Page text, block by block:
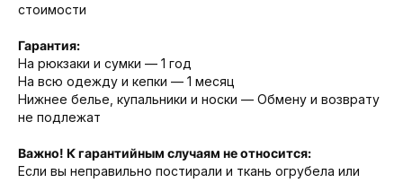
стоимости
Гарантия:
На рюкзаки и сумки — 1 год
На всю одежду и кепки — 1 месяц
Нижнее белье, купальники и носки — Обмену и возврату
не подлежат
Важно! К гарантийным случаям не относится:
Если вы неправильно постирали и ткань огрубела или